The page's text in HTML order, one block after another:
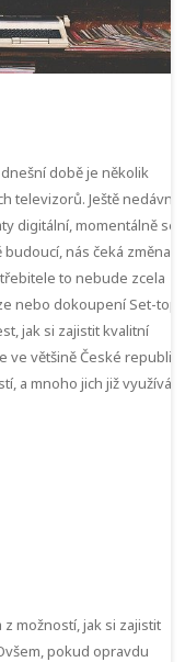
době je několik
televizorů. Ještě nedávno
digitální, momentálně se
nás čeká změna z
to nebude zcela
nebo dokoupení Set-top
jak si zajistit kvalitní
ve většině České
a mnoho jich již využívá.
možností, jak si zajistit
pokud opravdu